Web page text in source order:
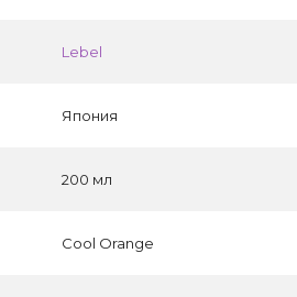
Lebel
Япония
200 мл
Cool Orange